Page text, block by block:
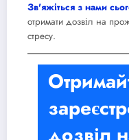
Зв'яжіться з нами
отримати дозвіл на
стресу.